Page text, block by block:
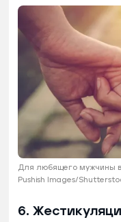
Для любящего мужчины
Pushish Images/
6.